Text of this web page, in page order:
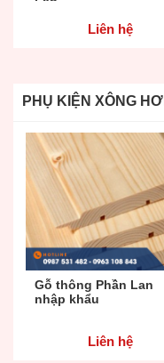
Liên hệ
PHỤ KIỆN XÔNG HƠI
Gỗ thông Phần Lan
nhập khẩu
Liên hệ